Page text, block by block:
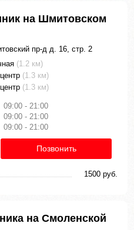
на Шмитовском
пр-д д. 16, стр. 2
(1.2 км)
(1.3 км)
(1.3 км)
09:00 - 21:00
09:00 - 21:00
09:00 - 21:00
Позвонить
1500 руб.
на Смоленской